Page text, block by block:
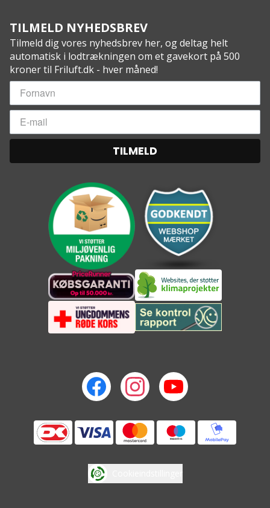
TILMELD NYHEDSBREV
Tilmeld dig vores nyhedsbrev her, og deltag helt
automatisk i lodtrækningen om et gavekort på 500
kroner til Friluft.dk - hver måned!
TILMELD